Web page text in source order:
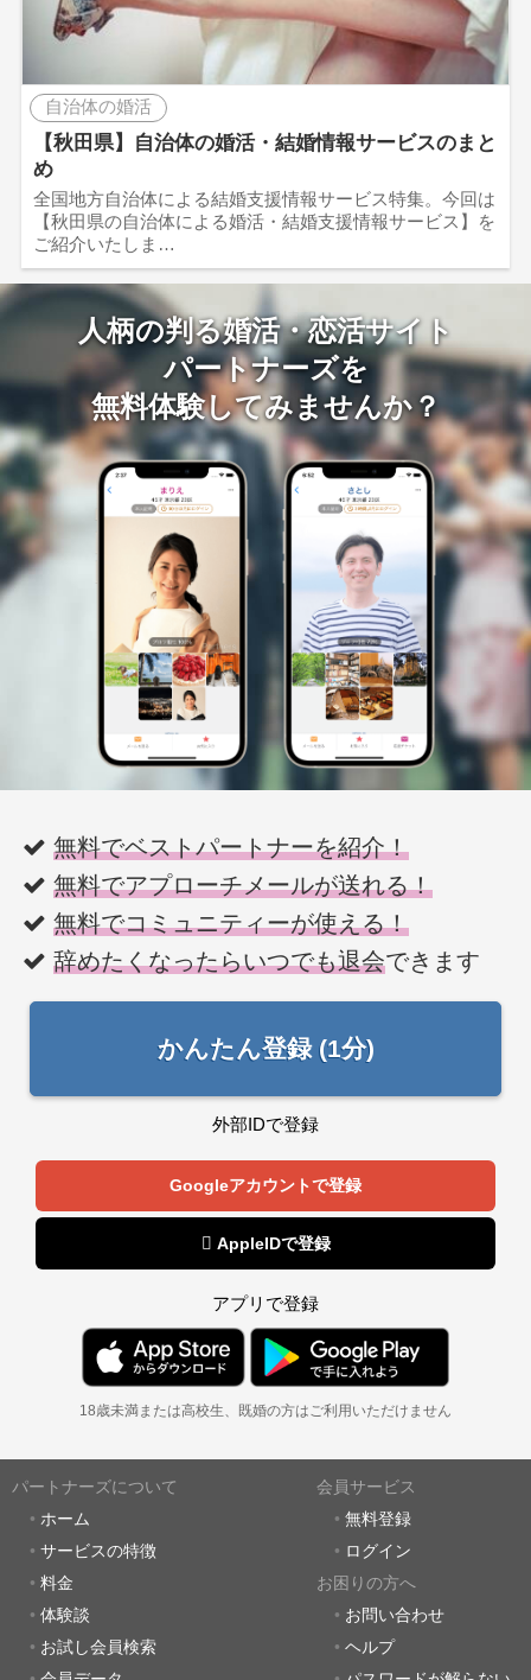
自治体の婚活
【秋田県】自治体の婚活・結婚情報サービスのまと
め
全国地方自治体による結婚支援情報サービス特集。今回は
【秋田県の自治体による婚活・結婚支援情報サービス】を
ご紹介いたしま…
人柄の判る婚活・恋活サイト
パートナーズを
無料体験してみませんか？
無料でベストパートナーを紹介！
無料でアプローチメールが送れる！
無料でコミュニティーが使える！
辞めたくなったらいつでも退会できます
かんたん登録 (1分)
外部IDで登録
Googleアカウントで登録
 AppleIDで登録
アプリで登録
18歳未満または高校生、既婚の方はご利用いただけません
パートナーズについて
ホーム
サービスの特徴
料金
体験談
お試し会員検索
会員サービス
無料登録
ログイン
お困りの方へ
お問い合わせ
ヘルプ